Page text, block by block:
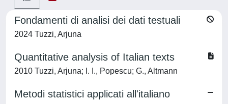
Fondamenti di analisi dei dati testuali
2024 Tuzzi, Arjuna
Quantitative analysis of Italian texts
2010 Tuzzi, Arjuna; I. I., Popescu; G., Altmann
Metodi statistici applicati all'italiano